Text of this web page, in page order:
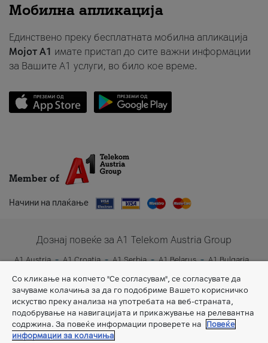
Мобилна апликација
Единствено преку бесплатната мобилна апликација
Мојот A1 имате пристап до сите важни информации
за Вашите A1 услуги, во било кое време.
Member of
Начини на плаќање
Дознај повеќе за A1 Telekom Austria Group
A1 Austria A1 Croatia A1 Serbia A1 Belarus
A1 Bulgaria
A1 Slovenia
A1 Digital
Со кликање на копчето "Се согласувам", се согласувате да
зачуваме колачиња за да го подобриме Вашето корисничко
искуство преку анализа на употребата на веб-страната,
подобрување на навигацијата и прикажување на релевантна
содржина. За повеќе информации проверете на
Повеќе
информации за колачиња